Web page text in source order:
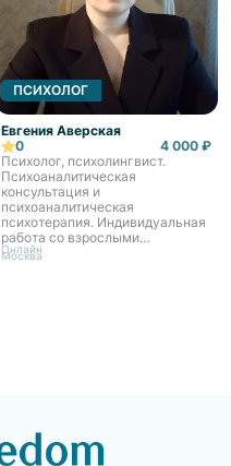
ПСИХОЛОГ
Евгения Аверская
0
4 000 ₽
Психолог, психолингвист.
Психоаналитическая
консультация и
психоаналитическая
психотерапия. Индивидуальная
работа со взрослыми
пациентами в
Онлайн
Москва